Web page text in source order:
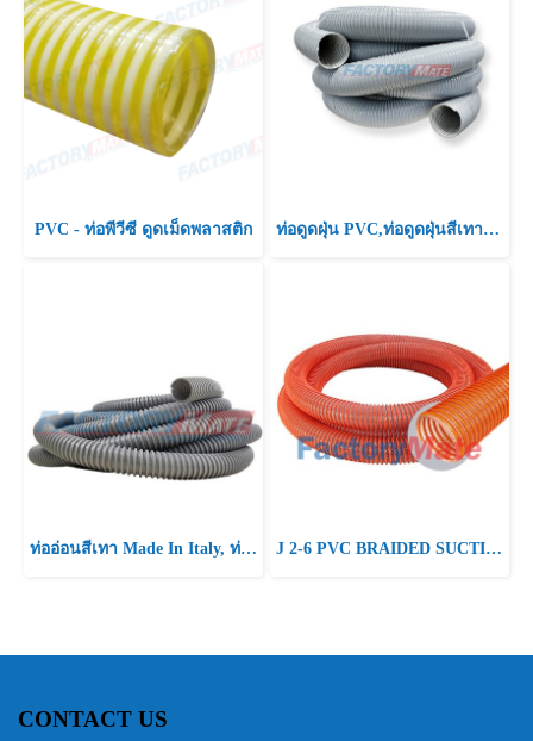
PVC - ท่อพีวีซี ดูดเม็ดพลาสติก ท่อดูดฝุ่น PVC,ท่อดูดฝุ่นสีเทาอ่อน
ท่ออ่อนสีเทา Made In Italy, ท่อดูดเกลียวพีวีซีตัวหนอนสีเทา J 2-6 PVC BRAIDED SUCTION HOSE PVC FLEXIBLE DUCTS HOSES
CONTACT US